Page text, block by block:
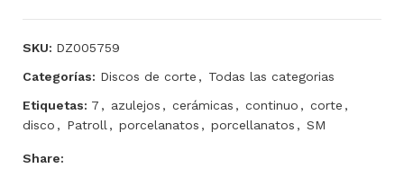
SKU: DZ005759
Categorías: Discos de corte , Todas las categorias
Etiquetas: 7 , azulejos , cerámicas , continuo , corte ,
disco , Patroll , porcelanatos , porcellanatos , SM
Share: